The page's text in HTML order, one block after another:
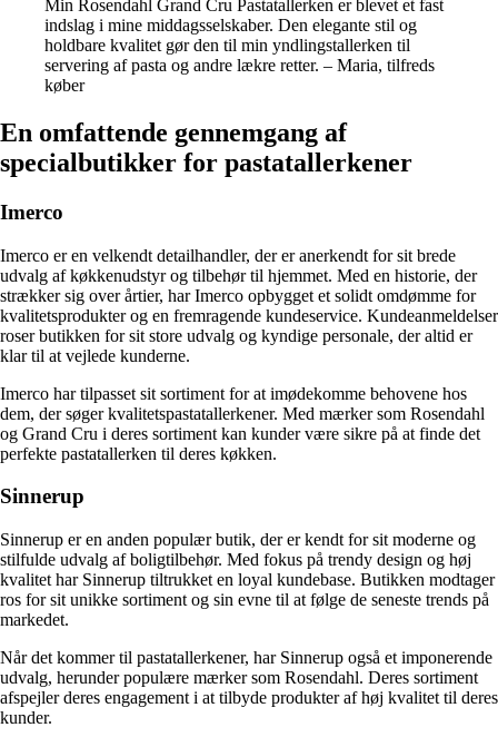
Min Rosendahl Grand Cru Pastatallerken er blevet et fast
indslag i mine middagsselskaber. Den elegante stil og
holdbare kvalitet gør den til min yndlingstallerken til
servering af pasta og andre lækre retter. – Maria, tilfreds
køber
En omfattende gennemgang af
specialbutikker for pastatallerkener
Imerco
Imerco er en velkendt detailhandler, der er anerkendt for sit brede
udvalg af køkkenudstyr og tilbehør til hjemmet. Med en historie, der
strækker sig over årtier, har Imerco opbygget et solidt omdømme for
kvalitetsprodukter og en fremragende kundeservice. Kundeanmeldelser
roser butikken for sit store udvalg og kyndige personale, der altid er
klar til at vejlede kunderne.
Imerco har tilpasset sit sortiment for at imødekomme behovene hos
dem, der søger kvalitetspastatallerkener. Med mærker som Rosendahl
og Grand Cru i deres sortiment kan kunder være sikre på at finde det
perfekte pastatallerken til deres køkken.
Sinnerup
Sinnerup er en anden populær butik, der er kendt for sit moderne og
stilfulde udvalg af boligtilbehør. Med fokus på trendy design og høj
kvalitet har Sinnerup tiltrukket en loyal kundebase. Butikken modtager
ros for sit unikke sortiment og sin evne til at følge de seneste trends på
markedet.
Når det kommer til pastatallerkener, har Sinnerup også et imponerende
udvalg, herunder populære mærker som Rosendahl. Deres sortiment
afspejler deres engagement i at tilbyde produkter af høj kvalitet til deres
kunder.